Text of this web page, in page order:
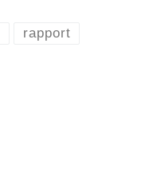
rapport